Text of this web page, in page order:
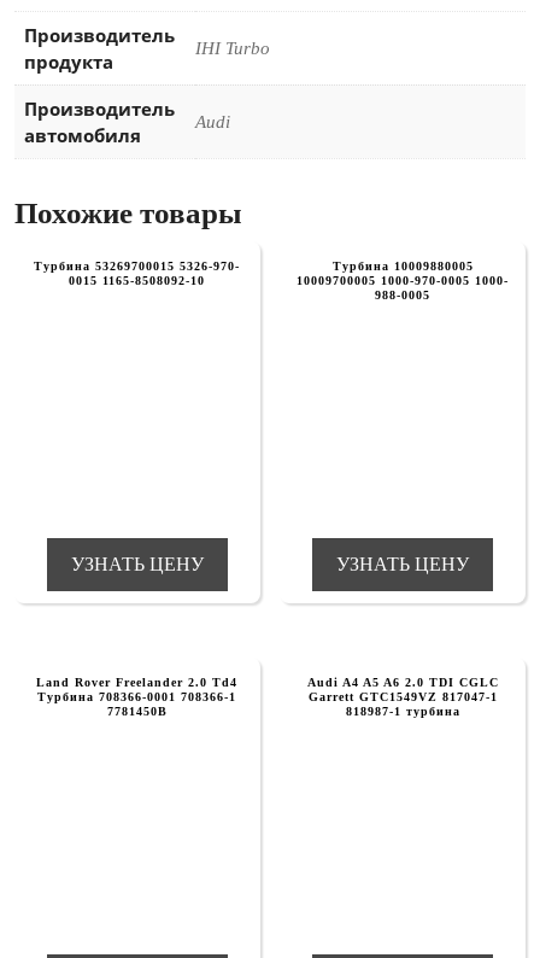
Производитель
продукта
IHI Turbo
Производитель
автомобиля
Audi
Похожие товары
Турбина 53269700015 5326-970-
0015 1165-8508092-10
УЗНАТЬ ЦЕНУ
Турбина 10009880005
10009700005 1000-970-0005 1000-
988-0005
УЗНАТЬ ЦЕНУ
Land Rover Freelander 2.0 Td4
Турбина 708366-0001 708366-1
7781450B
Audi A4 A5 A6 2.0 TDI CGLC
Garrett GTC1549VZ 817047-1
818987-1 турбина